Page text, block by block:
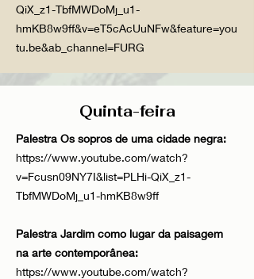
QiX_z1-TbfMWDoMj_u1-
hmKB8w9ff&v=eT5cAcUuNFw&feature=you
tu.be&ab_channel=FURG
Quinta-feira
Palestra Os sopros de uma cidade negra:
https://www.youtube.com/watch?
v=Fcusn09NY7I&list=PLHi-QiX_z1-
TbfMWDoMj_u1-hmKB8w9ff
Palestra Jardim como lugar da paisagem
na arte contemporânea:
https://www.youtube.com/watch?